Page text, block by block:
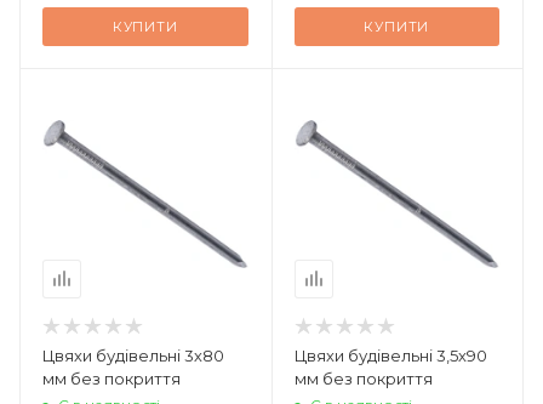
КУПИТИ КУПИТИ
Цвяхи будівельні 3х80
мм без покриття
Цвяхи будівельні 3,5х90
мм без покриття